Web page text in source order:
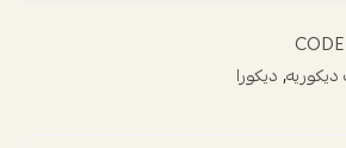
,ديكورا